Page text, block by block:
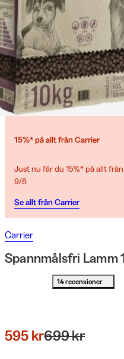
15%* på allt från Carrier
Just nu får du 15%* på allt
9/8
Se allt från Carrier
Carrier
Spannmålsfri Lamm
14 recensioner
595 kr699 kr